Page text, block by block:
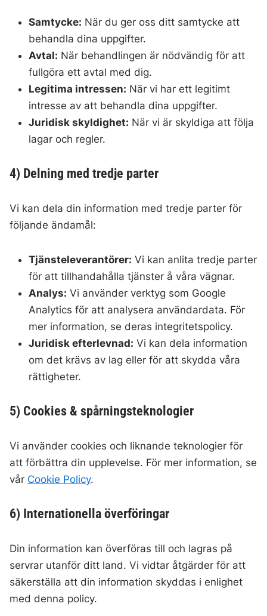
Samtycke: När du ger oss ditt samtycke att
behandla dina uppgifter.
Avtal: När behandlingen är nödvändig för att
fullgöra ett avtal med dig.
Legitima intressen: När vi har ett legitimt
intresse av att behandla dina uppgifter.
Juridisk skyldighet: När vi är skyldiga att följa
lagar och regler.
4) Delning med tredje parter
Vi kan dela din information med tredje parter för
följande ändamål:
Tjänsteleverantörer: Vi kan anlita tredje parter
för att tillhandahålla tjänster å våra vägnar.
Analys: Vi använder verktyg som Google
Analytics för att analysera användardata. För
mer information, se deras integritetspolicy.
Juridisk efterlevnad: Vi kan dela information
om det krävs av lag eller för att skydda våra
rättigheter.
5) Cookies & spårningsteknologier
Vi använder cookies och liknande teknologier för
att förbättra din upplevelse. För mer information, se
vår Cookie Policy.
6) Internationella överföringar
Din information kan överföras till och lagras på
servrar utanför ditt land. Vi vidtar åtgärder för att
säkerställa att din information skyddas i enlighet
med denna policy.